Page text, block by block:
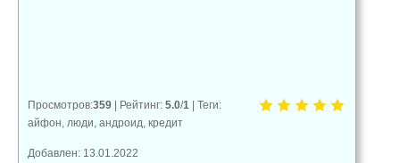
Просмотров:359 | Рейтинг: 5.0/1 | Теги:
айфон люди андроид кредит
Добавлен: 13.01.2022